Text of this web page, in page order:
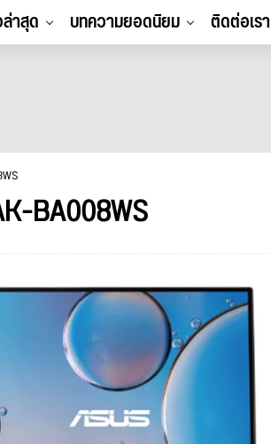
าสุด บทความยอดนิยม ติดต่อเรา
BA008WS